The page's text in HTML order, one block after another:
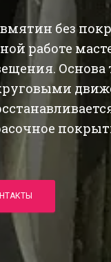
без
работе
Основа